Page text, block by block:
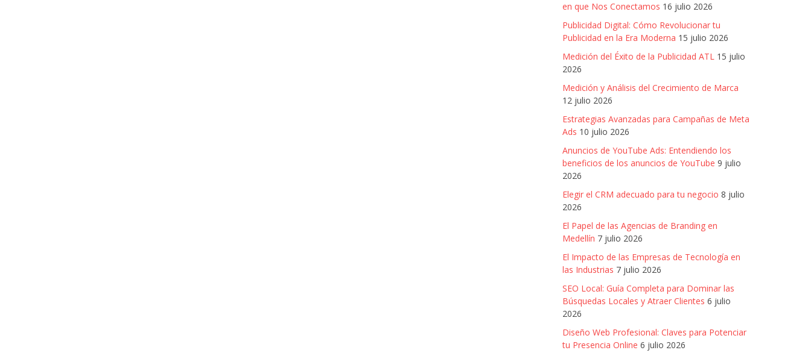
en que Nos Conectamos 16 julio 2026
Publicidad Digital: Cómo Revolucionar tu
Publicidad en la Era Moderna 15 julio 2026
Medición del Éxito de la Publicidad ATL 15 julio
2026
Medición y Análisis del Crecimiento de Marca
12 julio 2026
Estrategias Avanzadas para Campañas de Meta
Ads 10 julio 2026
Anuncios de YouTube Ads: Entendiendo los
beneficios de los anuncios de YouTube 9 julio
2026
Elegir el CRM adecuado para tu negocio 8 julio
2026
El Papel de las Agencias de Branding en
Medellín 7 julio 2026
El Impacto de las Empresas de Tecnología en
las Industrias 7 julio 2026
SEO Local: Guía Completa para Dominar las
Búsquedas Locales y Atraer Clientes 6 julio
2026
Diseño Web Profesional: Claves para Potenciar
tu Presencia Online 6 julio 2026